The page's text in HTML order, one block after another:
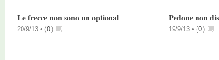
Le frecce non sono un optional
20/9/13 • (0)
Pedone non
19/9/13 • (0)